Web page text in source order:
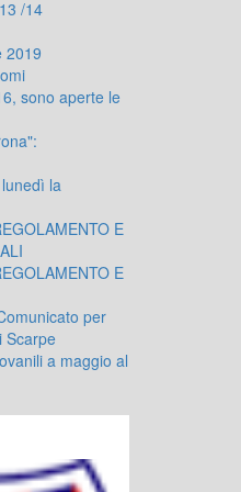
/14
2019
sono aperte le
la
E
E
per
Scarpe
a maggio al